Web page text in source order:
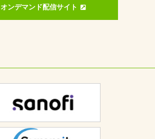
オンデマンド配信サイト